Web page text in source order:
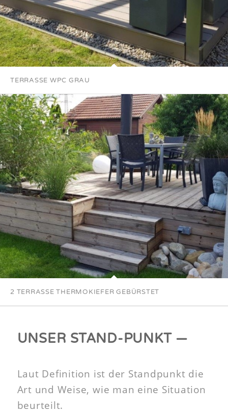
TERRASSE WPC GRAU
2 TERRASSE THERMOKIEFER GEBÜRSTET
UNSER STAND-PUNKT —
Laut Definition ist der Standpunkt die
Art und Weise, wie man eine Situation
beurteilt.